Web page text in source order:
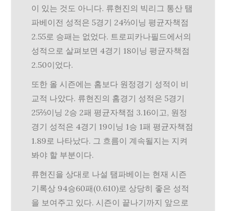
이 있는 것도 아니다. 류현진의 빅리그 통산 탬
파베이전 성적은 5경기 24⅔이닝 평균자책점
2.55로 승패는 없었다. 트로피카나필드에서의
성적으로 살펴보면 4경기 18이닝 평균자책점
2.50이었다.
또한 올 시즌에는 홈보다 원정경기 성적이 비
교적 나았다. 류현진의 홈경기 성적은 5경기
25⅔이닝 2승 2패 평균자책점 3.16이고, 원정
경기 성적은 4경기 19이닝 1승 1패 평균자책점
1.89로 나타났다. 그 흐름이 계속될지는 지켜
봐야 할 부분이다.
류현진을 상대로 나설 탬파베이는 현재 시즌
기록상 94승60패(0.610)로 상당히 좋은 성적
을 보여주고 있다. 시즌이 끝나기까지 앞으로